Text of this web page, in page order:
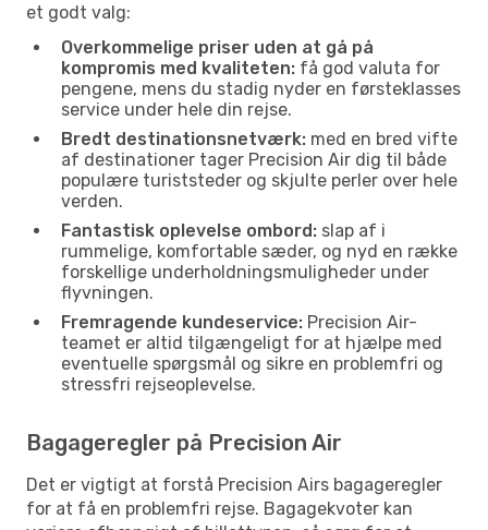
et godt valg:
Overkommelige priser uden at gå på
kompromis med kvaliteten: få god valuta for
pengene, mens du stadig nyder en førsteklasses
service under hele din rejse.
Bredt destinationsnetværk: med en bred vifte
af destinationer tager Precision Air dig til både
populære turiststeder og skjulte perler over hele
verden.
Fantastisk oplevelse ombord: slap af i
rummelige, komfortable sæder, og nyd en række
forskellige underholdningsmuligheder under
flyvningen.
Fremragende kundeservice: Precision Air-
teamet er altid tilgængeligt for at hjælpe med
eventuelle spørgsmål og sikre en problemfri og
stressfri rejseoplevelse.
Bagageregler på Precision Air
Det er vigtigt at forstå Precision Airs bagageregler
for at få en problemfri rejse. Bagagekvoter kan